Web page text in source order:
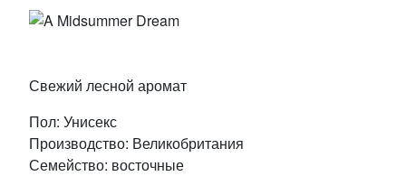
Свежий лесной аромат
Пол: Унисекс
Производство: Великобритания
Семейство: восточные